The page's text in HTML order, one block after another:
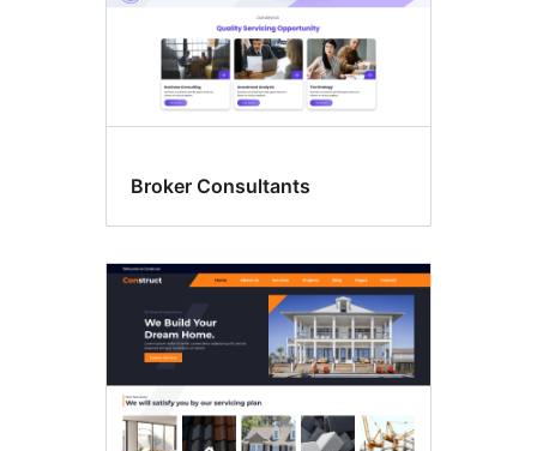
Broker Consultants